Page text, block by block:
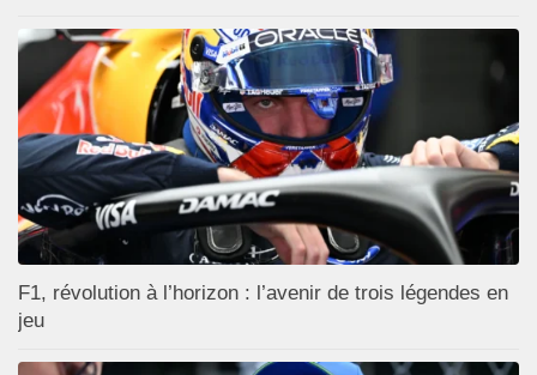
F1, révolution à l’horizon : l’avenir de trois légendes en
jeu